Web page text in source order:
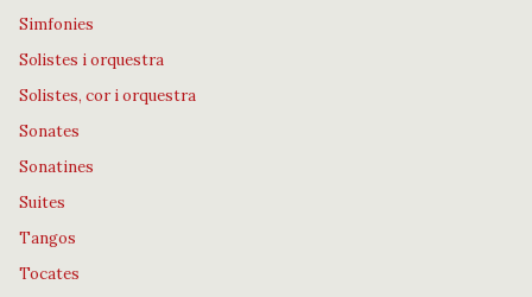
Simfonies
Solistes i orquestra
Solistes, cor i orquestra
Sonates
Sonatines
Suites
Tangos
Tocates